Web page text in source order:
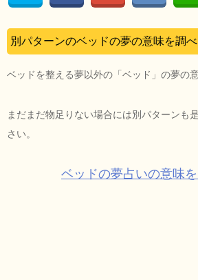
別パターンのベッドの夢の意味を調
ベッドを整える夢以外の「ベッド」の夢の
まだまだ物足りない場合には別パターンも
さい。
ベッドの夢占いの意味を